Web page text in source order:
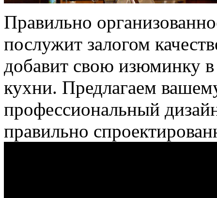
Правильно
послужит залогом
добавит свою изюминку
кухни. Предлагаем
профессиональный
правильно